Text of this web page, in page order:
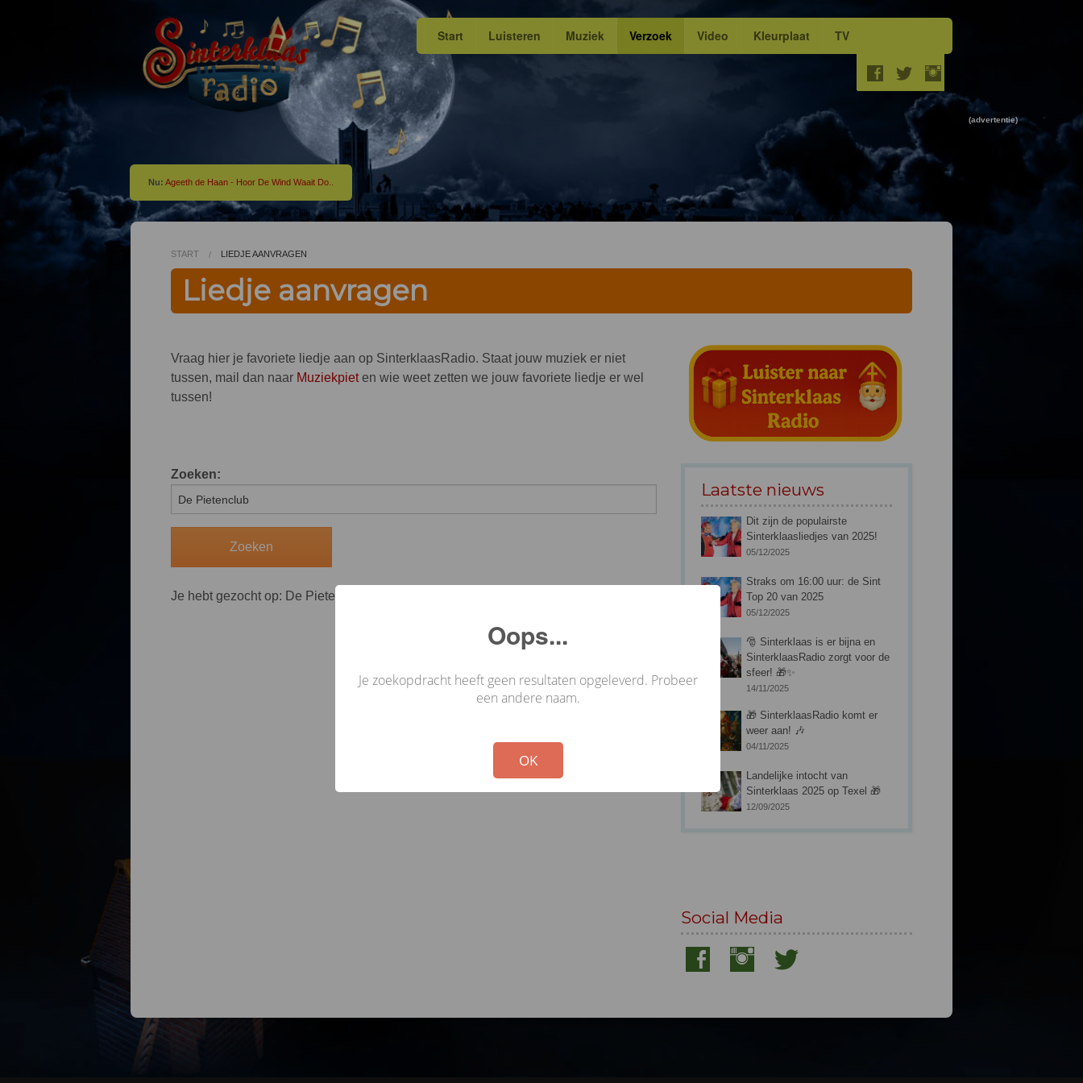
Start Luisteren Muziek Verzoek Video Kleurplaat TV
Nu: Ageeth de Haan - Hoor De Wind Waait Do..
(advertentie)
START LIEDJE AANVRAGEN
Liedje aanvragen
Vraag hier je favoriete liedje aan op SinterklaasRadio. Staat jouw muziek er niet
tussen, mail dan naar Muziekpieten wie weet zetten we jouw favoriete liedje er wel
tussen!
Zoeken:
Je hebt gezocht op: De Pietenclub
Laatste nieuws
Dit zijn de populairste
Sinterklaasliedjes van 2025!
05/12/2025
Straks om 16:00 uur: de Sint
Top 20 van 2025
05/12/2025
🎅 Sinterklaas is er bijna en
SinterklaasRadio zorgt voor de
sfeer! 🎁✨
14/11/2025
🎁 SinterklaasRadio komt er
weer aan! 🎶
04/11/2025
Landelijke intocht van
Sinterklaas 2025 op Texel 🎁
12/09/2025
Social Media
Oops...
Je zoekopdracht heeft geen resultaten opgeleverd. Probeer
een andere naam.
OK